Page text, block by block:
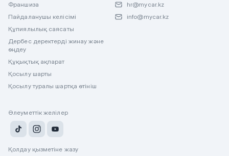
Франшиза
Пайдаланушы келісімі
Құпиялылық саясаты
Дербес деректерді жинау және
өңдеу
Құқықтық ақпарат
Қосылу шарты
Қосылу туралы шартқа өтініш
hr@mycar.kz
info@mycar.kz
Әлеуметтік желілер
Қолдау қызметіне жазу